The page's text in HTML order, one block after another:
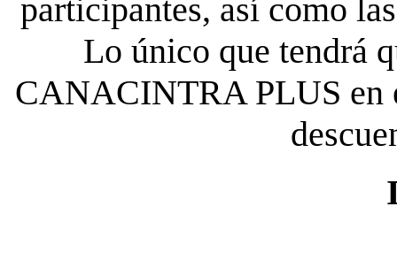
participantes, así como
Lo único que tendrá
CANACINTRA PLUS en